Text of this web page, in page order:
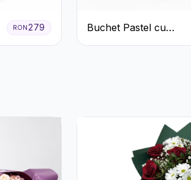
RON279
Buchet Pastel cu
Crizanteme și Garoafe